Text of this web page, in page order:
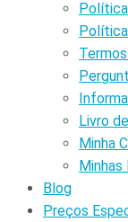
Livro
Minha
Minhas
Blog
Preços